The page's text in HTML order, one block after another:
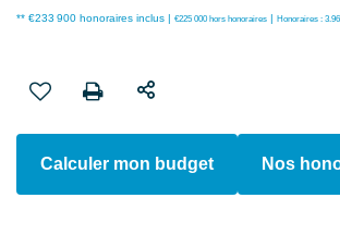
** €233 900 honoraires inclus | €225 000 hors honoraires | Honoraires :
Calculer mon budget Nos